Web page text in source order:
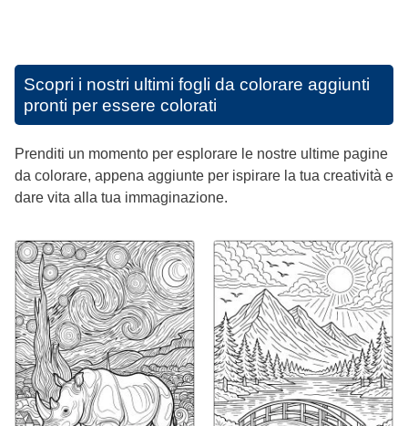
Scopri i nostri ultimi fogli da colorare aggiunti
pronti per essere colorati
Prenditi un momento per esplorare le nostre ultime pagine
da colorare, appena aggiunte per ispirare la tua creatività e
dare vita alla tua immaginazione.